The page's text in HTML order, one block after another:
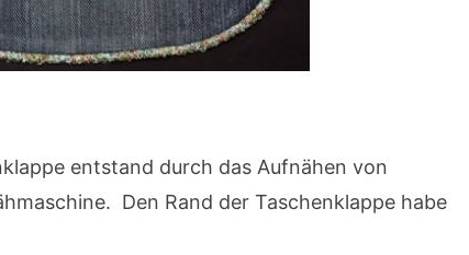
entstand durch das Aufnähen von
Den Rand der Taschenklappe habe